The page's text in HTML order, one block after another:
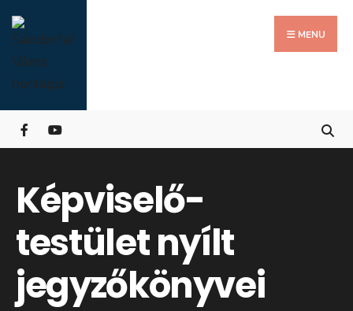
Skip
to
content
MENU
Képviselő-
testület nyílt
jegyzőkönyvei
for:
Close